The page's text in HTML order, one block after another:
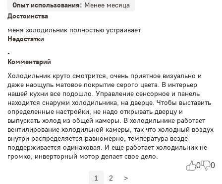
Опыт использования: Менее месяца
Достоинства
меня холодильник полностью устраивает
Недостатки
-
Комментарий
Холодильник круто смотрится, очень приятное визуально и
даже наощупь матовое покрытие серого цвета. В интерьер
нашей кухни все подошло. Управление сенсорное и панель
находится снаружи холодильника, на дверце. Чтобы выставить
определенные настройки, не надо открывать дверцу и
выпускать холод из общей камеры. В холодильнике работает
вентилирование холодильной камеры, так что холодный воздух
внутри распределяется равномерно, температура везде
поддерживается одинаковая. И еще работает холодильник не
громко, инверторный мотор делает свое дело.
0 0
1 2 >